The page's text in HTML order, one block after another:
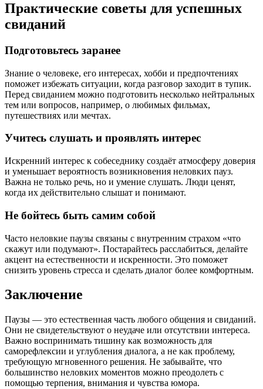
Практические советы для успешных
свиданий
Подготовьтесь заранее
Знание о человеке, его интересах, хобби и предпочтениях
поможет избежать ситуации, когда разговор заходит в тупик.
Перед свиданием можно подготовить несколько нейтральных
тем или вопросов, например, о любимых фильмах,
путешествиях или мечтах.
Учитесь слушать и проявлять интерес
Искренний интерес к собеседнику создаёт атмосферу доверия
и уменьшает вероятность возникновения неловких пауз.
Важна не только речь, но и умение слушать. Люди ценят,
когда их действительно слышат и понимают.
Не бойтесь быть самим собой
Часто неловкие паузы связаны с внутренним страхом «что
скажут или подумают». Постарайтесь расслабиться, делайте
акцент на естественности и искренности. Это поможет
снизить уровень стресса и сделать диалог более комфортным.
Заключение
Паузы — это естественная часть любого общения и свиданий.
Они не свидетельствуют о неудаче или отсутствии интереса.
Важно воспринимать тишину как возможность для
саморефлексии и углубления диалога, а не как проблему,
требующую мгновенного решения. Не забывайте, что
большинство неловких моментов можно преодолеть с
помощью терпения, внимания и чувства юмора.